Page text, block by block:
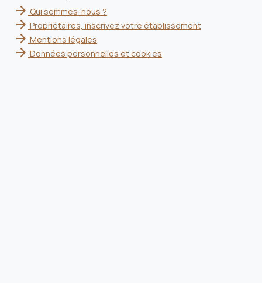
arrow_forward Qui sommes-nous ?
arrow_forward Propriétaires, inscrivez votre établissement
arrow_forward Mentions légales
arrow_forward Données personnelles et cookies